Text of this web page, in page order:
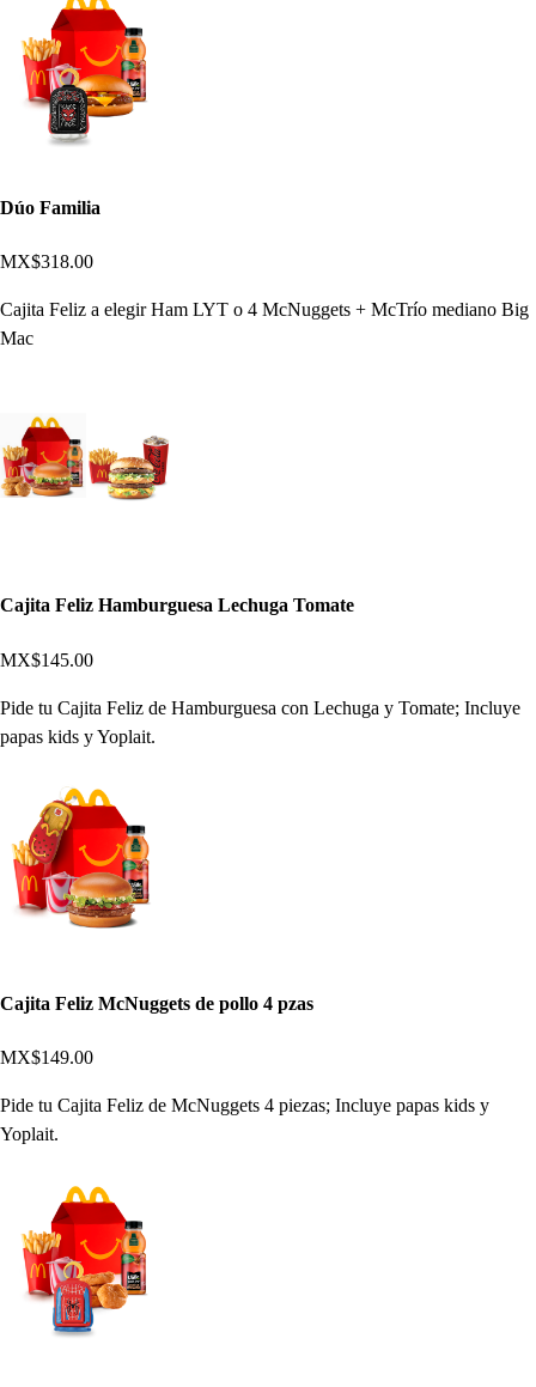
Dúo Familia
MX$318.00
Cajita Feliz a elegir Ham LYT o 4 McNuggets + McTrío mediano Big
Mac
Cajita Feliz Hamburguesa Lechuga Tomate
MX$145.00
Pide tu Cajita Feliz de Hamburguesa con Lechuga y Tomate; Incluye
papas kids y Yoplait.
Cajita Feliz McNuggets de pollo 4 pzas
MX$149.00
Pide tu Cajita Feliz de McNuggets 4 piezas; Incluye papas kids y
Yoplait.